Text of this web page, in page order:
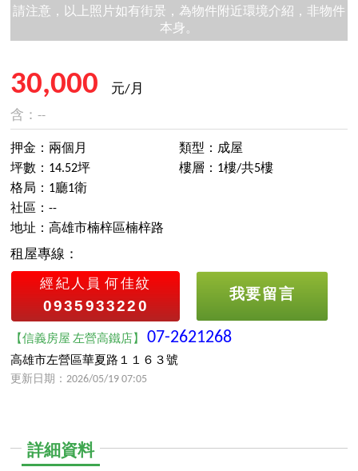
請注意，以上照片如有街景，為物件附近環境介紹，非物件
本身。
30,000
元/月
含：--
押金：兩個月
坪數：14.52坪
類型：成屋
樓層：1樓/共5樓
格局：1廳1衛
社區：--
地址：高雄市楠梓區楠梓路
租屋專線：
經紀人員 何佳紋
0935933220
我要留言
【信義房屋 左營高鐵店】07-2621268
高雄市左營區華夏路１１６３號
更新日期：2026/05/19 07:05
詳細資料